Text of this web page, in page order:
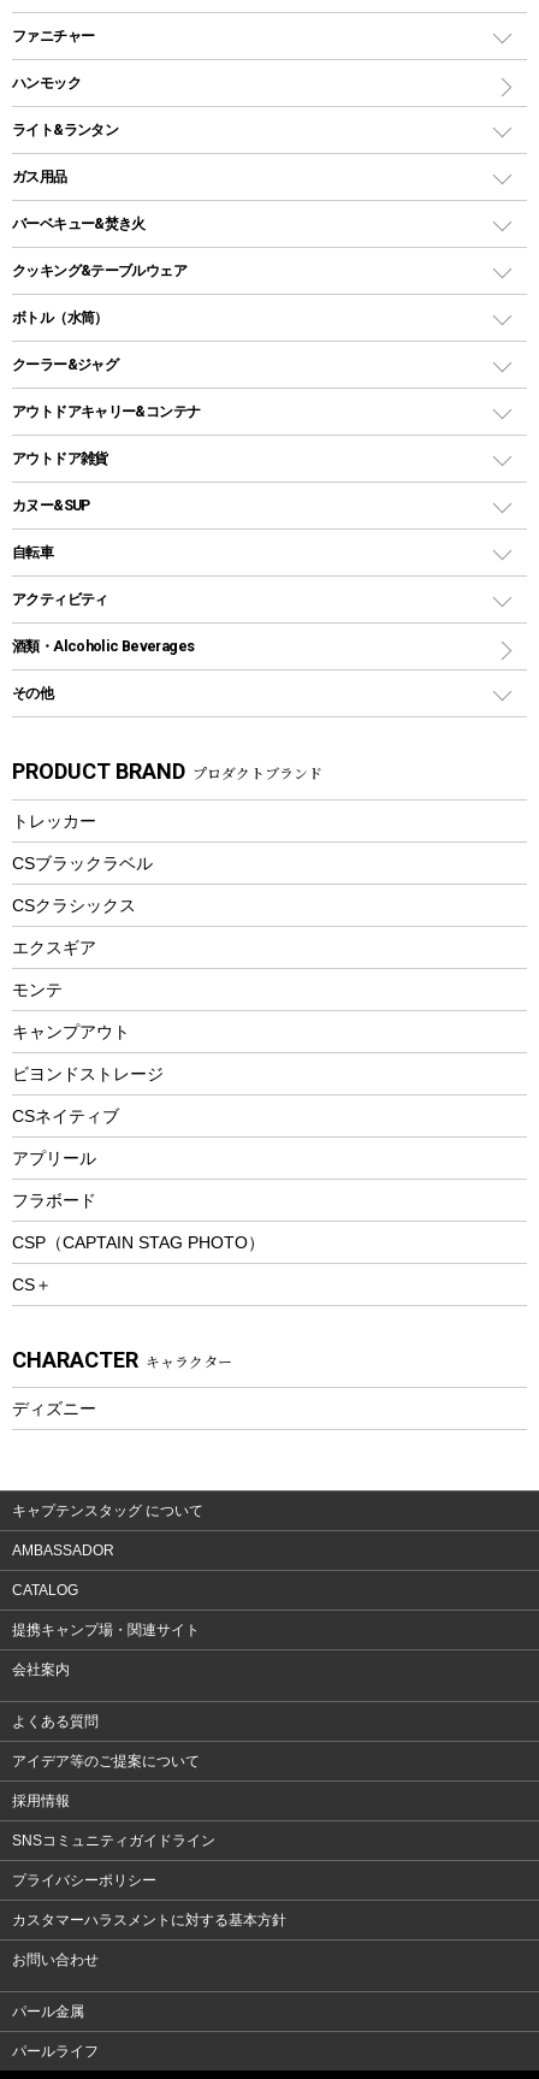
ツールームテント
ワンポールテント
シェルターテント
ソロテント
ロッジ型・オリジナルテント
タープ
スクエアタープ（レクタタープ）
メッシュタープ
自立式タープ
パラソル
テントアクセサリー
ペグ
ポール
グランドシート
ガイドロープ
ツール
インナーシュラフ
キャンピングベッド・コット
インフレータブルマット
ファニチャー
アウトドアテーブル
レジャーシート
ハンモック
ライト&ランタン
LEDランタン
ガスランタン
オイルランタン
LEDライト
ヘッドライト
キャンドル
ガス用品
ガスバーナー
ガス缶
ガストーチ、ライター
バーベキュー&焚き火
バーベキューコンロ、グリル
焚き火台タイプ（ロースタイル）グリル
卓上タイプグリル
パーティータイプグリル
ソロキャンプ用グリル
鉄板、アミ
焚き火台&ストーブ
火起こし
バーベキューツール
クッキング&テーブルウェア
ダッチオーブン
ホットサンドメーカー
クッカーセット
シェラカップ
クッキングツール
ナイフ
カトラリー
マグカップ、カップ
ステンレスボトル
フードボトル
トレー
ランチョンマット
ランチボックス
ボトル（水筒）
ステンレスボトル
コップ付きタイプ
ワンタッチタイプ
プラスチックボトル
ディズニーボトル
クーラー&ジャグ
クーラーボックス
クーラーバッグ
ウォータージャグ
保冷剤
アウトドアキャリー&コンテナ
アウトドアキャリー
アウトドア雑貨
バックパック&バッグ
リュック、バックパック
トートバッグ、サコッシュ
ショッピングキャリー
その他アウトドア雑貨
スプレー関係
ツール、他
カヌー&SUP
インフレータブル
カヤック
パドル
ヘルメット
エアーポンプ
アクセサリー
自転車
折りたたみ自転車
スポーツサイクル
シティサイクル
自転車ウェア
アクティビティ
マリン
ラッシュガード
パラソル
フローティングベスト
ヘルメット
エアーポンプ
ビーチテント
ウィンター
スノーシュー
防寒ウェア
トレッキング
トレッキングステッキ
トレッキングアクセサリー
プレイグッズ
ウェルネス
ウェア、タオル
ウェア
酒類・Alcoholic Beverages
その他
湯たんぽ
防災用品
PRODUCT BRAND プロダクトブランド
トレッカー
CSブラックラベル
CSクラシックス
エクスギア
モンテ
キャンプアウト
ビヨンドストレージ
CSネイティブ
アプリール
フラボード
CSP（CAPTAIN STAG PHOTO）
CS＋
CHARACTER キャラクター
ディズニー
キャプテンスタッグ について
AMBASSADOR
CATALOG
提携キャンプ場・関連サイト
会社案内
よくある質問
アイデア等のご提案について
採用情報
SNSコミュニティガイドライン
プライバシーポリシー
カスタマーハラスメントに対する基本方針
お問い合わせ
パール金属
パールライフ